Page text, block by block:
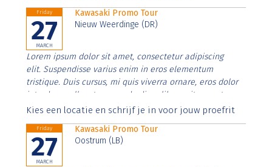
Friday
27
MARCH
Kawasaki Promo Tour
Nieuw Weerdinge (DR)
Lorem ipsum dolor sit amet, consectetur adipiscing
elit. Suspendisse varius enim in eros elementum
tristique. Duis cursus, mi quis viverra ornare, eros dolor
interdum nulla, ut commodo diam libero vitae erat.
Aenean faucibus nibh et justo cursus id rutrum lorem
Kies een locatie en schrijf je in voor jouw proefrit
Friday
27
MARCH
Kawasaki Promo Tour
Oostrum (LB)